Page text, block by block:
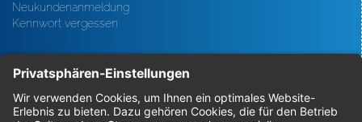
Neukundenanmeldung
Kennwort vergessen